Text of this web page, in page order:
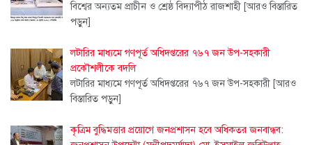
বিশ্বের অন্যতম প্রাচীন ও শ্রেষ্ঠ বিদ্যাপীঠ রাজশাহী [আরও বিস্তারিত
পড়ুন]
লটারির মাধ্যমে গণপূর্ত অধিদপ্তরের ৭৬৭ জন উপ-সহকারী
প্রকৌশলীকে বদলি
লটারির মাধ্যমে গণপূর্ত অধিদপ্তরের ৭৬৭ জন উপ-সহকারী [আরও
বিস্তারিত পড়ুন]
কৃত্রিম বুদ্ধিমত্তার প্রয়োগে জনপ্রশাসন হবে অধিকতর জনবান্ধব: